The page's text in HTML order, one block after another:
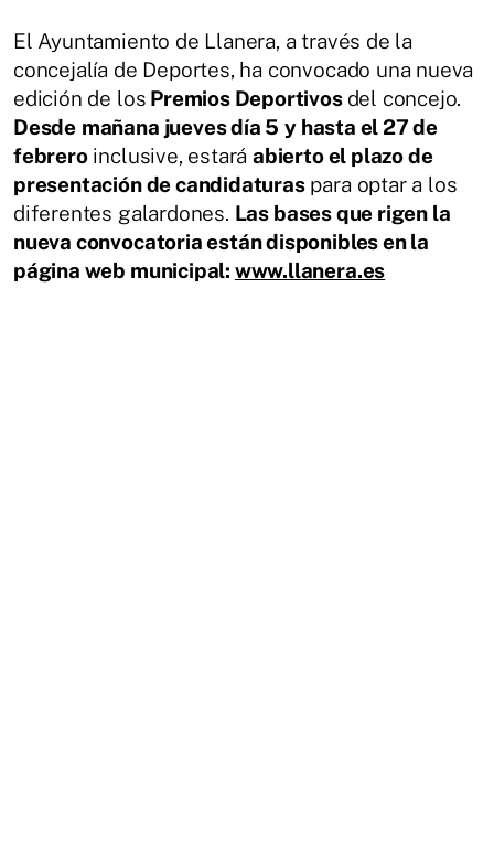
El Ayuntamiento de Llanera, a través de la
concejalía de Deportes, ha convocado una nueva
edición de los Premios Deportivos del concejo.
Desde mañana jueves día 5 y hasta el 27 de
febreroinclusive, estaráabierto el plazo de
presentación de candidaturaspara optar a los
diferentes galardones. Las bases que rigen la
nueva convocatoria están disponibles en la
página web municipal: www.llanera.es